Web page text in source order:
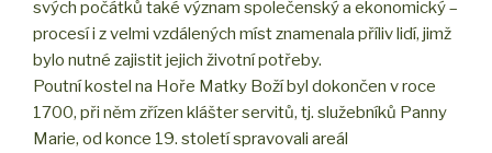
svých počátků také význam společenský a ekonomický –
procesí i z velmi vzdálených míst znamenala příliv lidí, jimž
bylo nutné zajistit jejich životní potřeby.
Poutní kostel na Hoře Matky Boží byl dokončen v roce
1700, při něm zřízen klášter servitů, tj. služebníků Panny
Marie, od konce 19. století spravovali areál